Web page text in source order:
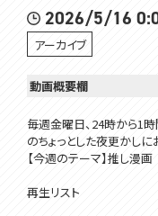
2026/5/16
アーカイブ
動画概要欄
毎週金曜日、24時から1
のちょっとした夜更かし
【今週のテーマ】推し漫画
再生リスト